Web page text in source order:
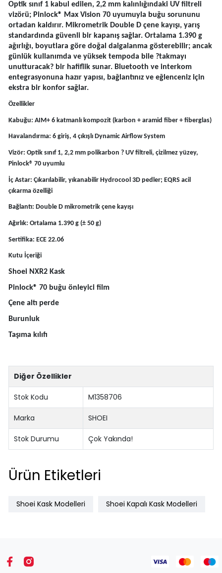
Optik sınıf 1 kabul edilen, 2,2 mm kalınlığındaki UV filtreli
vizörü; Pinlock® Max Vision 70 uyumuyla buğu sorununu
ortadan kaldırır. Mikrometrik Double D çene kayışı, yarış
standardında güvenli bir kapanış sağlar. Ortalama 1.390 g
ağırlığı, boyutlara göre doğal dalgalanma gösterebilir; ancak
günlük kullanımda ve yüksek tempoda bile ?takmayı
unutturacak? bir hafiflik sunar. Bluetooth ve interkom
entegrasyonuna hazır yapısı, bağlantınız ve eğlenceniz için
ekstra bir konfor sağlar.
Özellikler
Kabuğu: AIM+ 6 katmanlı kompozit (karbon + aramid fiber + fiberglas)
Havalandırma: 6 giriş, 4 çıkışlı Dynamic Airflow System
Vizör: Optik sınıf 1, 2,2 mm polikarbon ? UV filtreli, çizilmez yüzey,
Pinlock® 70 uyumlu
İç Astar: Çıkarılabilir, yıkanabilir Hydrocool 3D pedler; EQRS acil
çıkarma özelliği
Bağlantı: Double D mikrometrik çene kayışı
Ağırlık: Ortalama 1.390 g (± 50 g)
Sertifika: ECE 22.06
Kutu İçeriği
Shoei NXR2 Kask
Pinlock® 70 buğu önleyici film
Çene altı perde
Burunluk
Taşıma kılıfı
Diğer Özellikler
Stok Kodu M1358706
Marka SHOEI
Stok Durumu Çok Yakında!
Ürün Etiketleri
Shoei Kask Modelleri Shoei Kapalı Kask Modelleri